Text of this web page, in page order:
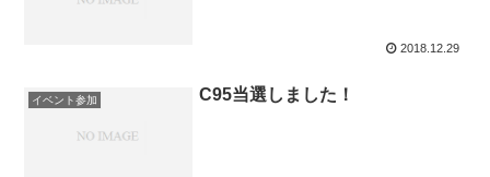
2018.12.29
イベント参加 C95当選しました！